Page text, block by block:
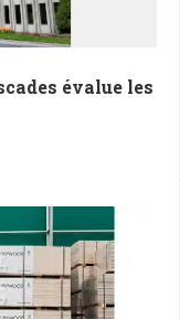
évalue les